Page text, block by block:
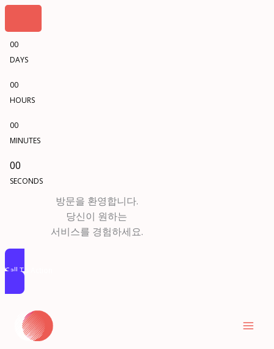
00
DAYS
00
HOURS
00
MINUTES
00
SECONDS
방문을 환영합니다.
당신이 원하는
서비스를 경험하세요.
Call To Action